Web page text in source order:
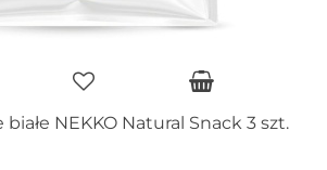
NEKKO Natural Snack 3 szt.